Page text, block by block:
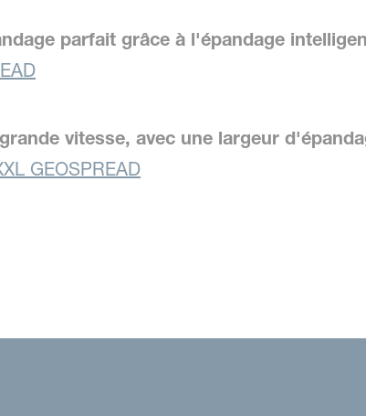
parfait grâce à l'épandage
vitesse, avec une largeur
GEOSPREAD